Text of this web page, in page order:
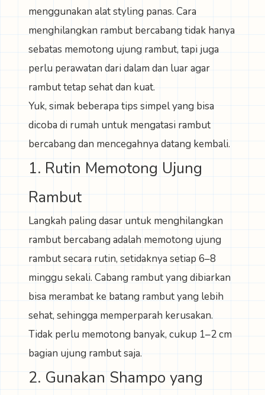
menggunakan alat styling panas. Cara
menghilangkan rambut bercabang tidak hanya
sebatas memotong ujung rambut, tapi juga
perlu perawatan dari dalam dan luar agar
rambut tetap sehat dan kuat.
Yuk, simak beberapa tips simpel yang bisa
dicoba di rumah untuk mengatasi rambut
bercabang dan mencegahnya datang kembali.
1. Rutin Memotong Ujung
Rambut
Langkah paling dasar untuk menghilangkan
rambut bercabang adalah memotong ujung
rambut secara rutin, setidaknya setiap 6–8
minggu sekali. Cabang rambut yang dibiarkan
bisa merambat ke batang rambut yang lebih
sehat, sehingga memperparah kerusakan.
Tidak perlu memotong banyak, cukup 1–2 cm
bagian ujung rambut saja.
2. Gunakan Shampo yang